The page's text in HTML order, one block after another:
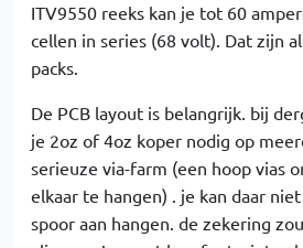
ITV9550 reeks kan je tot 60
cellen in series (68 volt). Dat zijn
packs.
De PCB layout is belangrijk. bij
je 2oz of 4oz koper nodig op
serieuze via-farm (een hoop vias
elkaar te hangen) . je kan daar
spoor aan hangen. de zekering